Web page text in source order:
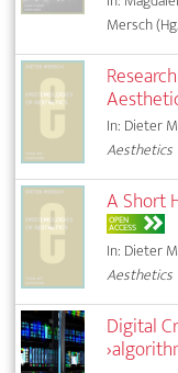
Mersch
In: Dieter
Aesthetics
A Short
OPEN
ACCESS
In: Dieter
Aesthetics
Digital